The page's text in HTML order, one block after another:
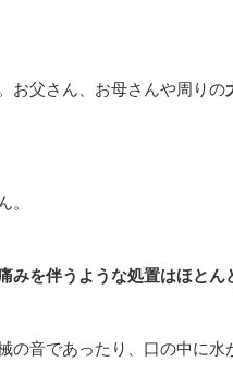
お父さん、お母さんや周りの
。
みを伴うような処置はほとん
の音であったり、口の中に